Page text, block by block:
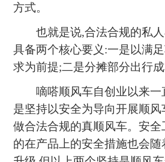
方式。
也就是说,合法合规的私人
具备两个核心要义:一是以满
求为前提;二是分摊部分出行成
嘀嗒顺风车自创业以来一
是坚持以安全为导向开展顺
做合法合规的真顺风车。安全
的在产品上的安全措施也会